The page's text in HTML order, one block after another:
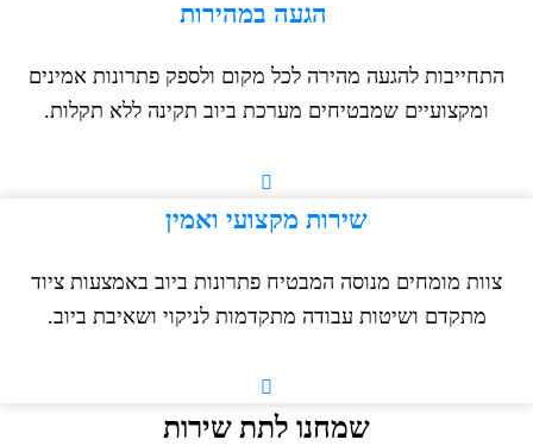
הגעה במהירות
התחייבות להגעה מהירה לכל מקום ולספק פתרונות אמינים
ומקצועיים שמבטיחים מערכת ביוב תקינה ללא תקלות.
שירות מקצועי ואמין
צוות מומחים מנוסה המבטיח פתרונות ביוב באמצעות ציוד
מתקדם ושיטות עבודה מתקדמות לניקוי ושאיבת ביוב.
שמחנו לתת שירות